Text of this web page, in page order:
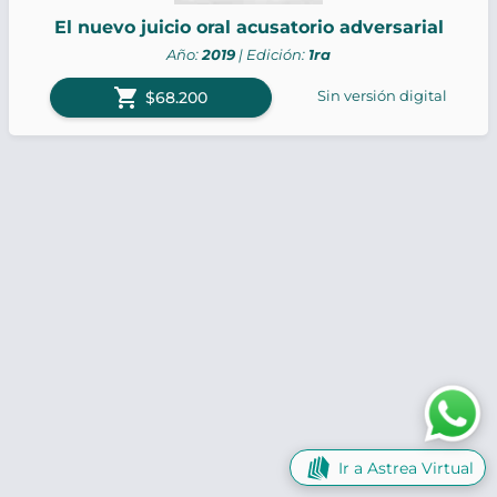
El nuevo juicio oral acusatorio adversarial
Año:2019 | Edición: 1ra
shopping_cart $68.200 Sin versión digital
Ir a Astrea Virtual